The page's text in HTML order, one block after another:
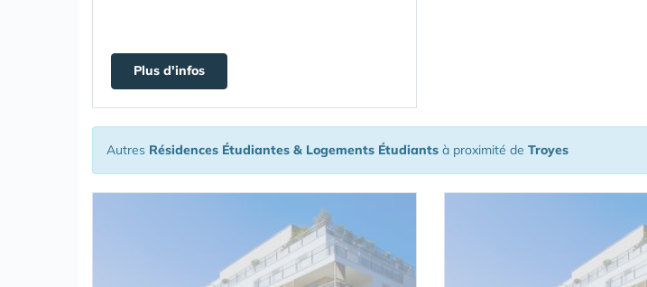
Plus d'infos
Autres Résidences Étudiantes & Logements Étudiants à proximité de Troyes